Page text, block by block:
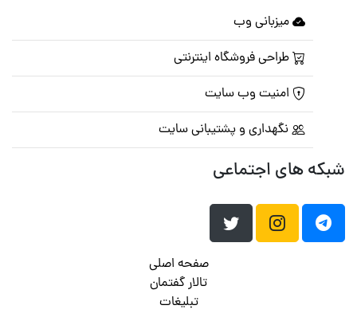
میزبانی وب
طراحی فروشگاه اینترنتی
امنیت وب سایت
نگهداری و پشتیبانی سایت
شبکه های اجتماعی
صفحه اصلی
تالار گفتمان
تبلیغات